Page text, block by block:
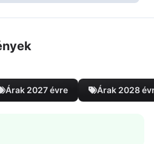
Árak 2027 évre Árak 2028